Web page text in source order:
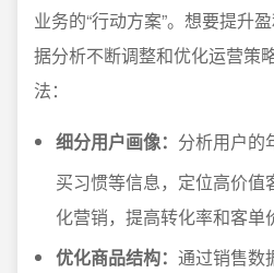
业务的“行动方案”。想要提升
据分析不断调整和优化运营策
法：
细分用户画像： 分析用户的
买习惯等信息，定位高价值
化营销，提高转化率和客单
优化商品结构： 通过销售数